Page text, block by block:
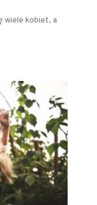
wiele kobiet, a